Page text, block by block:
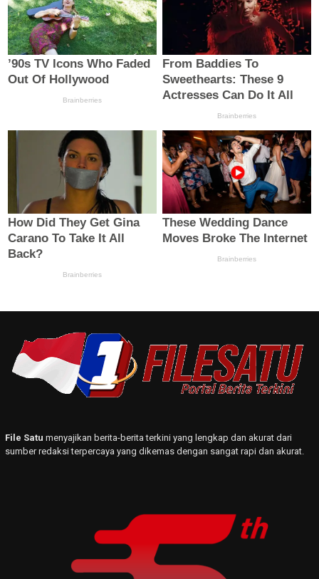
File Satu menyajikan berita-berita terkini yang lengkap dan akurat dari
sumber redaksi terpercaya yang dikemas dengan sangat rapi dan akurat.